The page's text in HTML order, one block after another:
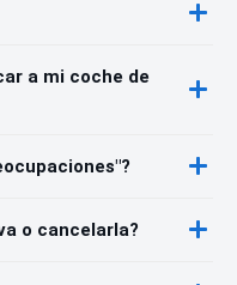
a mi coche de
o cancelarla?